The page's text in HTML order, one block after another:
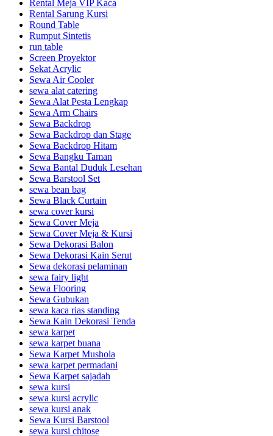
Rental Meja VIP Kaca
Rental Sarung Kursi
Round Table
Rumput Sintetis
run table
Screen Proyektor
Sekat Acrylic
Sewa Air Cooler
sewa alat catering
Sewa Alat Pesta Lengkap
Sewa Arm Chairs
Sewa Backdrop
Sewa Backdrop dan Stage
Sewa Backdrop Hitam
Sewa Bangku Taman
Sewa Bantal Duduk Lesehan
Sewa Barstool Set
sewa bean bag
Sewa Black Curtain
sewa cover kursi
Sewa Cover Meja
Sewa Cover Meja & Kursi
Sewa Dekorasi Balon
Sewa Dekorasi Kain Serut
Sewa dekorasi pelaminan
sewa fairy light
Sewa Flooring
Sewa Gubukan
sewa kaca rias standing
Sewa Kain Dekorasi Tenda
sewa karpet
sewa karpet buana
Sewa Karpet Mushola
sewa karpet permadani
Sewa Karpet sajadah
sewa kursi
sewa kursi acrylic
sewa kursi anak
Sewa Kursi Barstool
sewa kursi chitose